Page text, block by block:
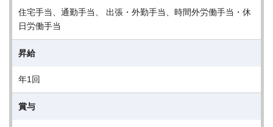
住宅手当、通勤手当、 出張・外勤手当、時間外労働手当・休
日労働手当
昇給
年1回
賞与